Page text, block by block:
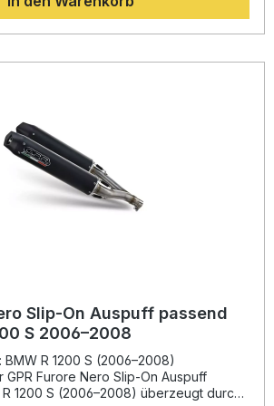
von einem kernigen, sportlichen
Straßenzulassung (dual
einfach montieren,
gegenüber der
GPR Albus
Slip-On Auspuff passend
S 2006–2008
R 1200 S (2006–2008)
GPR Furore Nero Slip-On Auspuff
1200 S (2006–2008) überzeugt durch